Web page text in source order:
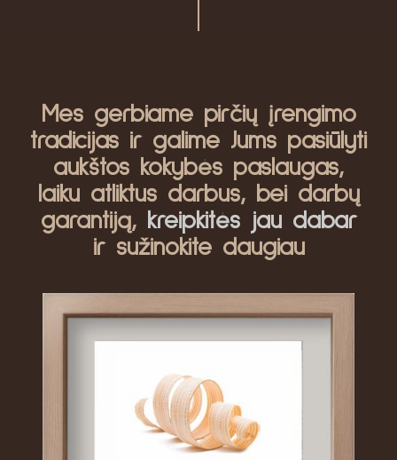
Mes gerbiame pirčių įrengimo
tradicijas ir galime Jums pasiūlyti
aukštos kokybės paslaugas,
laiku atliktus darbus, bei darbų
garantiją, kreipkitės jau dabar
ir sužinokite daugiau